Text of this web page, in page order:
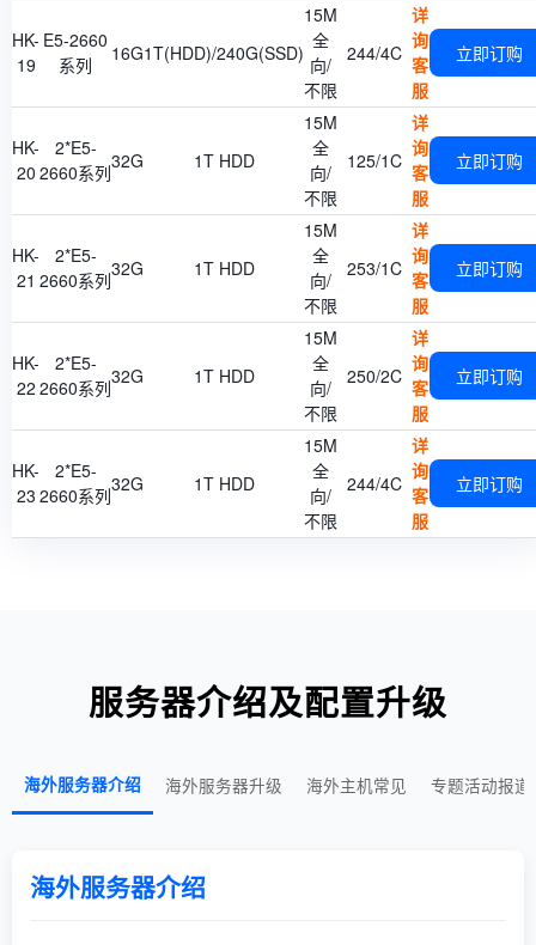
HK-
19
E5-2660
系列
16G1T(HDD)/240G(SSD)
15M
全
向/
不限
244/4C
详
询
客
服
立即订购
HK-
20
2*E5-
2660系列32G 1T HDD
15M
全
向/
不限
125/1C
详
询
客
服
立即订购
HK-
21
2*E5-
2660系列32G 1T HDD
15M
全
向/
不限
253/1C
详
询
客
服
立即订购
HK-
22
2*E5-
2660系列32G 1T HDD
15M
全
向/
不限
250/2C
详
询
客
服
立即订购
HK-
23
2*E5-
2660系列32G 1T HDD
15M
全
向/
不限
244/4C
详
询
客
服
立即订购
服务器介绍及配置升级
海外服务器介绍 海外服务器升级 海外主机常见 专题活动报道
海外服务器介绍